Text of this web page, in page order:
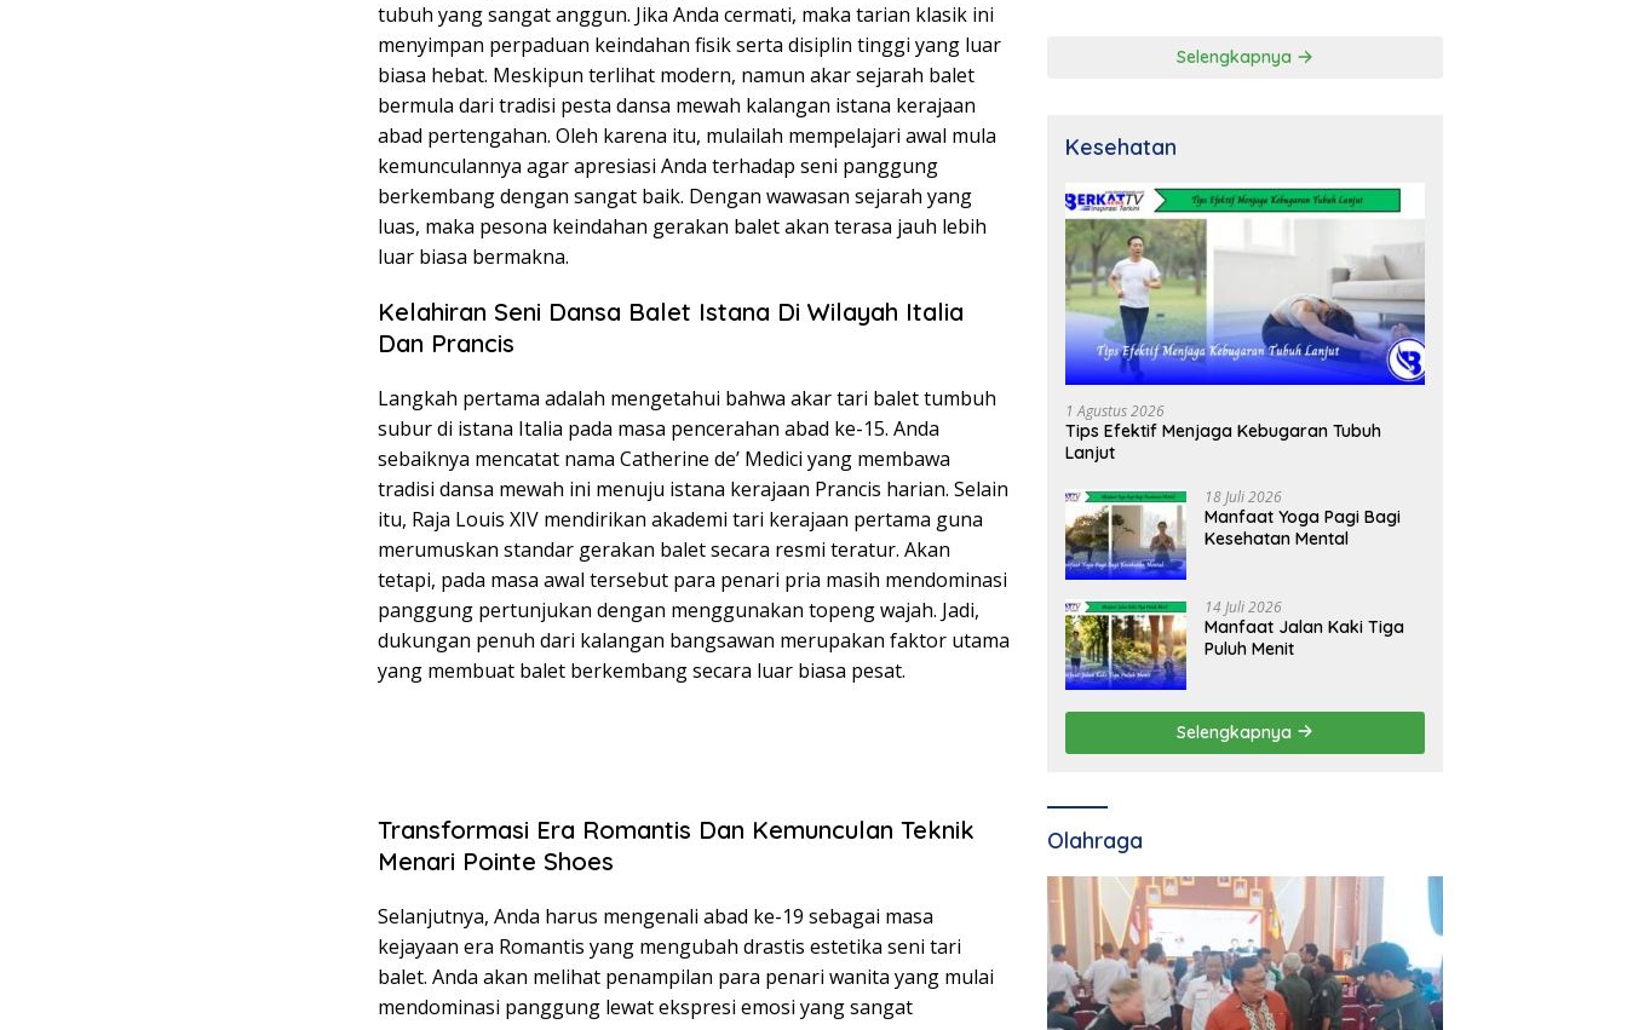
tubuh yang sangat anggun. Jika Anda cermati, maka tarian klasik ini
menyimpan perpaduan keindahan fisik serta disiplin tinggi yang luar
biasa hebat. Meskipun terlihat modern, namun akar sejarah balet
bermula dari tradisi pesta dansa mewah kalangan istana kerajaan
abad pertengahan. Oleh karena itu, mulailah mempelajari awal mula
kemunculannya agar apresiasi Anda terhadap seni panggung
berkembang dengan sangat baik. Dengan wawasan sejarah yang
luas, maka pesona keindahan gerakan balet akan terasa jauh lebih
luar biasa bermakna.
Kelahiran Seni Dansa Balet Istana Di Wilayah Italia
Dan Prancis
Langkah pertama adalah mengetahui bahwa akar tari balet tumbuh
subur di istana Italia pada masa pencerahan abad ke-15. Anda
sebaiknya mencatat nama Catherine de’ Medici yang membawa
tradisi dansa mewah ini menuju istana kerajaan Prancis harian. Selain
itu, Raja Louis XIV mendirikan akademi tari kerajaan pertama guna
merumuskan standar gerakan balet secara resmi teratur. Akan
tetapi, pada masa awal tersebut para penari pria masih mendominasi
panggung pertunjukan dengan menggunakan topeng wajah. Jadi,
dukungan penuh dari kalangan bangsawan merupakan faktor utama
yang membuat balet berkembang secara luar biasa pesat.
Transformasi Era Romantis Dan Kemunculan Teknik
Menari Pointe Shoes
Selanjutnya, Anda harus mengenali abad ke-19 sebagai masa
kejayaan era Romantis yang mengubah drastis estetika seni tari
balet. Anda akan melihat penampilan para penari wanita yang mulai
mendominasi panggung lewat ekspresi emosi yang sangat
Selengkapnya
Kesehatan
1 Agustus 2026
Tips Efektif Menjaga Kebugaran Tubuh
Lanjut
18 Juli 2026
Manfaat Yoga Pagi Bagi
Kesehatan Mental
14 Juli 2026
Manfaat Jalan Kaki Tiga
Puluh Menit
Selengkapnya
Olahraga